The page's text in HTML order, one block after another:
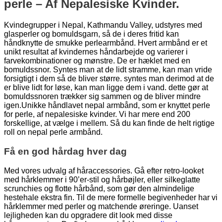
perle – Af Nepalesiske Kvinder.
Kvindegrupper i Nepal, Kathmandu Valley, udstyres med
glasperler og bomuldsgarn, så de i deres fritid kan
håndknytte de smukke perlearmbånd. Hvert armbånd er et
unikt resultat af kvindernes håndarbejde og varierer i
farvekombinationer og mønstre. De er hæklet med en
bomuldssnor. Syntes man at de lidt stramme, kan man vride
forsigtigt i dem så de bliver større. syntes man derimod at de
er blive lidt for løse, kan man ligge dem i vand. dette gør at
bomuldssnoren trækker sig sammen og de bliver mindre
igen.Unikke håndlavet nepal armbånd, som er knyttet perle
for perle, af nepalesiske kvinder. Vi har mere end 200
forskellige, at vælge i mellem. Så du kan finde de helt rigtige
roll on nepal perle armbånd.
Få en god hårdag hver dag
Med vores udvalg af håraccessories. Gå efter retro-looket
med hårklemmer i 90’er-stil og hårbøjler, eller silkeglatte
scrunchies og flotte hårbånd, som gør den almindelige
hestehale ekstra fin. Til de mere formelle begivenheder har vi
hårklemmer med perler og matchende øreringe. Uanset
lejligheden kan du opgradere dit look med disse